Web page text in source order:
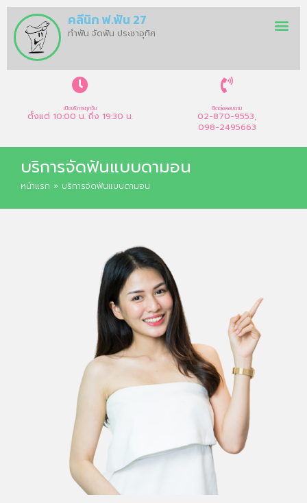
คลีนิก ฟ.ฟัน 27
ทำฟัน จัดฟัน ประชาอุทิศ
เปิดบริการทุกวัน
ตั้งแต่ 10:00 น. ถึง 19:30 น.
ติดต่อสอบถาม
02-870-9553,
098-2495663
บริการจัดฟันแบบดามอน
หน้าแรก » บริการจัดฟันแบบดามอน